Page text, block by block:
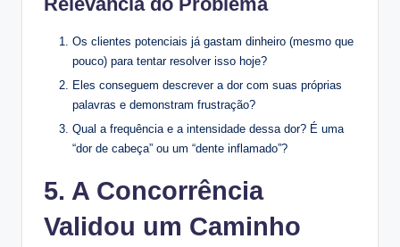
Os clientes potenciais já gastam dinheiro (mesmo que
pouco) para tentar resolver isso hoje?
Eles conseguem descrever a dor com suas próprias
palavras e demonstram frustração?
Qual a frequência e a intensidade dessa dor? É uma
“dor de cabeça” ou um “dente inflamado”?
5. A Concorrência
Validou um Caminho